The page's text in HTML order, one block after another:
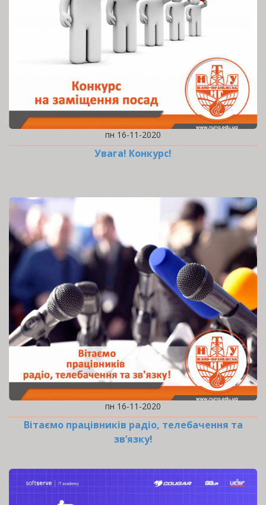
пн 16-11-2020
Увага! Конкурс!
пн 16-11-2020
Вітаємо працівників радіо, телебачення та
зв’язку!